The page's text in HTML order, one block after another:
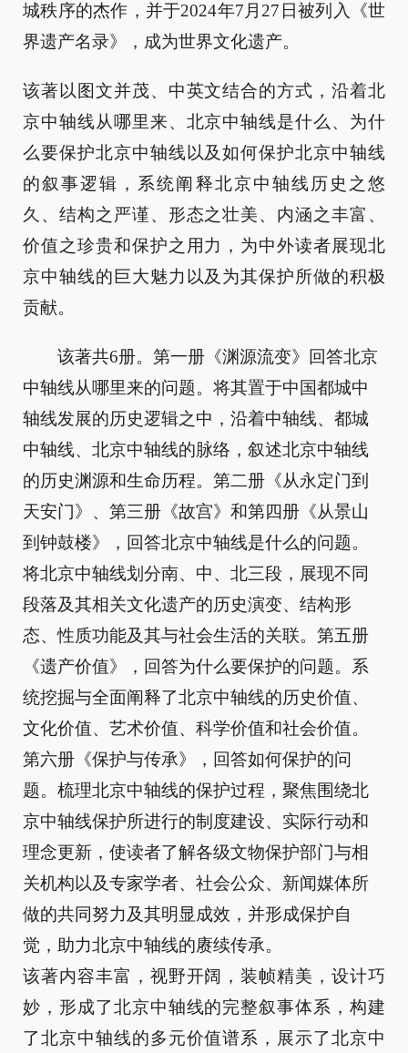
城秩序的杰作，并于‌2024年7月27日‌被列入《世
界遗产名录》，成为世界文化遗产。
该著以图文并茂、中英文结合的方式，沿着北
京中轴线从哪里来、北京中轴线是什么、为什
么要保护北京中轴线以及如何保护北京中轴线
的叙事逻辑，系统阐释北京中轴线历史之悠
久、结构之严谨、形态之壮美、内涵之丰富、
价值之珍贵和保护之用力，为中外读者展现北
京中轴线的巨大魅力以及为其保护所做的积极
贡献。
该著共6册。第一册《渊源流变》回答北京
中轴线从哪里来的问题。将其置于中国都城中
轴线发展的历史逻辑之中，沿着中轴线、都城
中轴线、北京中轴线的脉络，叙述北京中轴线
的历史渊源和生命历程。第二册《从永定门到
天安门》、第三册《故宫》和第四册《从景山
到钟鼓楼》，回答北京中轴线是什么的问题。
将北京中轴线划分南、中、北三段，展现不同
段落及其相关文化遗产的历史演变、结构形
态、性质功能及其与社会生活的关联。第五册
《遗产价值》，回答为什么要保护的问题。系
统挖掘与全面阐释了北京中轴线的历史价值、
文化价值、艺术价值、科学价值和社会价值。
第六册《保护与传承》，回答如何保护的问
题。梳理北京中轴线的保护过程，聚焦围绕北
京中轴线保护所进行的制度建设、实际行动和
理念更新，使读者了解各级文物保护部门与相
关机构以及专家学者、社会公众、新闻媒体所
做的共同努力及其明显成效，并形成保护自
觉，助力北京中轴线的赓续传承。
该著内容丰富，视野开阔，装帧精美，设计巧
妙，形成了北京中轴线的完整叙事体系，构建
了北京中轴线的多元价值谱系，展示了北京中